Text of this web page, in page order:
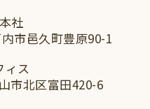
社
市邑久町豊原90-1
ィス
市北区富田420-6